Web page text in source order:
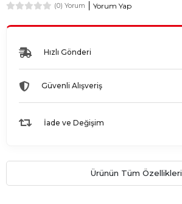
(0) Yorum Yorum Yap
Hızlı Gönderi
Güvenli Alışveriş
İade ve Değişim
Ürünün Tüm Özellikleri